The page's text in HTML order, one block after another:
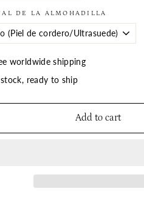
DE LA ALMOHADILLA
worldwide shipping
ready to ship
Add to cart